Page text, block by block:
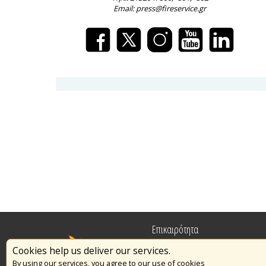
Email: press@fireservice.gr
Cookies help us deliver our services.
By using our services, you agree to our use of cookies
Επικαιρότητα
Πυρασφάλεια